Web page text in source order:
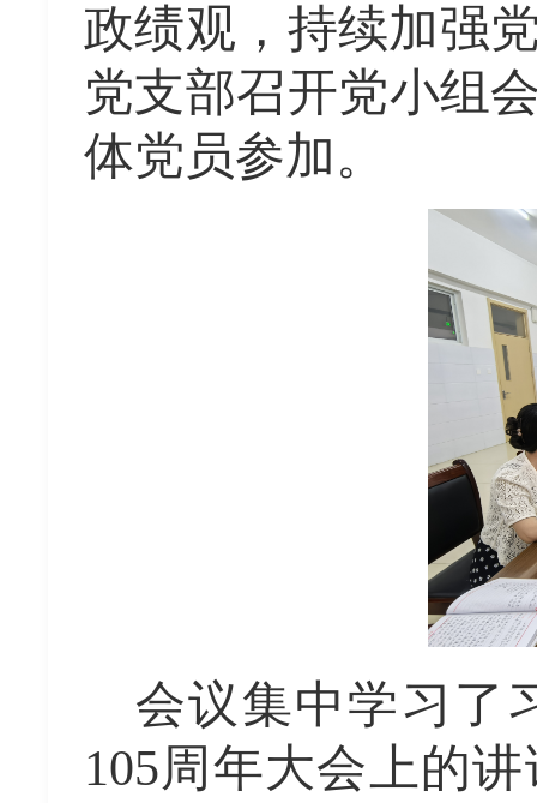
政绩观，持续加强
党支部召开党小组
体党员参加。
会议集中学习了
105周年大会上的